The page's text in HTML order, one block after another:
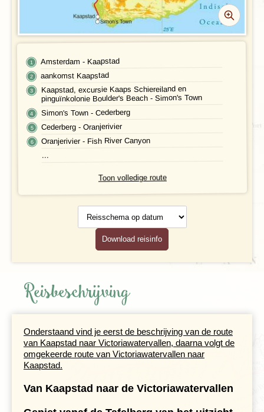
Reisdocumenten
Geldzaken
Maaltijden
Gezondheid
Hotelverlenging
Klimaat en geografie
Amsterdam - Kaapstad
aankomst Kaapstad
Kaapstad, excursie Kaaps Schiereiland en
pinguïnkolonie Boulder's Beach - Simon's Town
Simon's Town - Cederberg
Cederberg - Oranjerivier
Oranjerivier - Fish River Canyon
...
Toon volledige route
op datum
Download reisinfo
Reisbeschrijving
Onderstaand vind je eerst de beschrijving van de route
van Kaapstad naar Victoriawatervallen, daarna volgt de
omgekeerde route van Victoriawatervallen naar
Kaapstad.
Van Kaapstad naar de Victoriawatervallen